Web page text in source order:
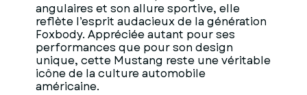
angulaires et son allure sportive, elle
reflète l’esprit audacieux de la génération
Foxbody. Appréciée autant pour ses
performances que pour son design
unique, cette Mustang reste une véritable
icône de la culture automobile
américaine.